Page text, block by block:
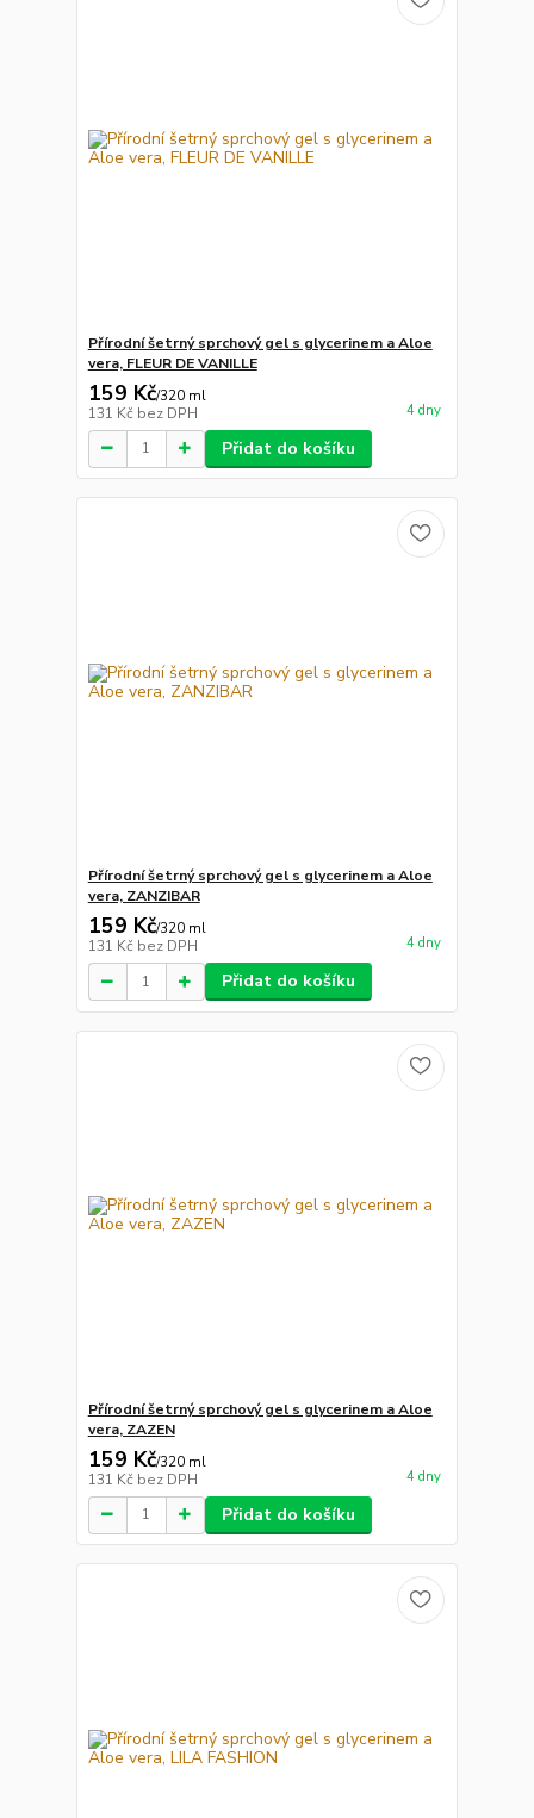
Přírodní šetrný sprchový gel s glycerinem a Aloe
vera, FLEUR DE VANILLE
159 Kč/320 ml
131 Kč bez DPH 4 dny
Přidat do košíku
Přírodní šetrný sprchový gel s glycerinem a Aloe
vera, ZANZIBAR
159 Kč/320 ml
131 Kč bez DPH 4 dny
Přidat do košíku
Přírodní šetrný sprchový gel s glycerinem a Aloe
vera, ZAZEN
159 Kč/320 ml
131 Kč bez DPH 4 dny
Přidat do košíku